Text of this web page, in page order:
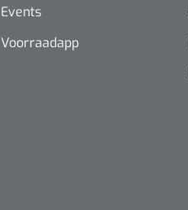
Events
Voorraadapp